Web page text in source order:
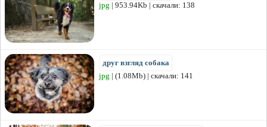
jpg | 953.94Kb | скачали: 138
друг взгляд собака
jpg | (1.08Mb) | скачали: 141